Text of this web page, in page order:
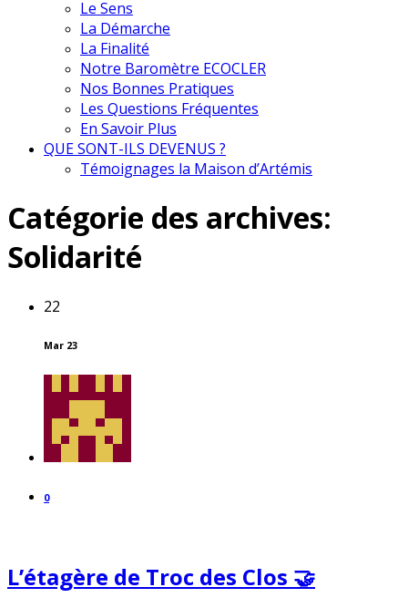
Le Sens
La Démarche
La Finalité
Notre Baromètre ECOCLER
Nos Bonnes Pratiques
Les Questions Fréquentes
En Savoir Plus
QUE SONT-ILS DEVENUS ?
Témoignages la Maison d’Artémis
Catégorie des archives:
Solidarité
22
Mar 23
0
L’étagère de Troc des Clos 🤝